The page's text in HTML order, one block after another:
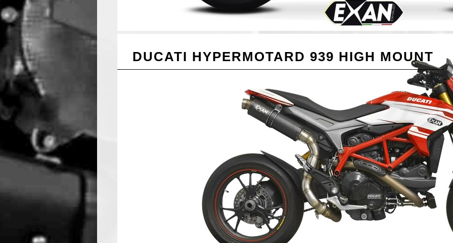
DUCATI HYPERMOTARD 939 HIGH MOUNT